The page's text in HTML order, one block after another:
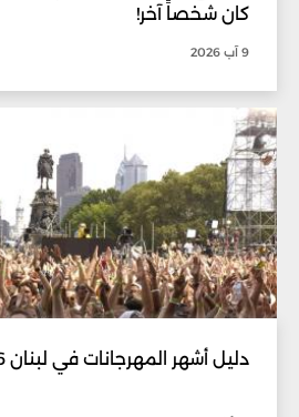
كان شخصاً آخر!
9 آب 2026
دليل أشهر المهرجانات في لبنان 2026